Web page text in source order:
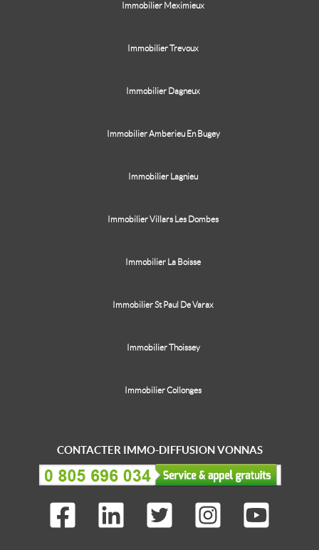
Immobilier Meximieux
Immobilier Trevoux
Immobilier Dagneux
Immobilier Amberieu En Bugey
Immobilier Lagnieu
Immobilier Villars Les Dombes
Immobilier La Boisse
Immobilier St Paul De Varax
Immobilier Thoissey
Immobilier Collonges
CONTACTER IMMO-DIFFUSION VONNAS